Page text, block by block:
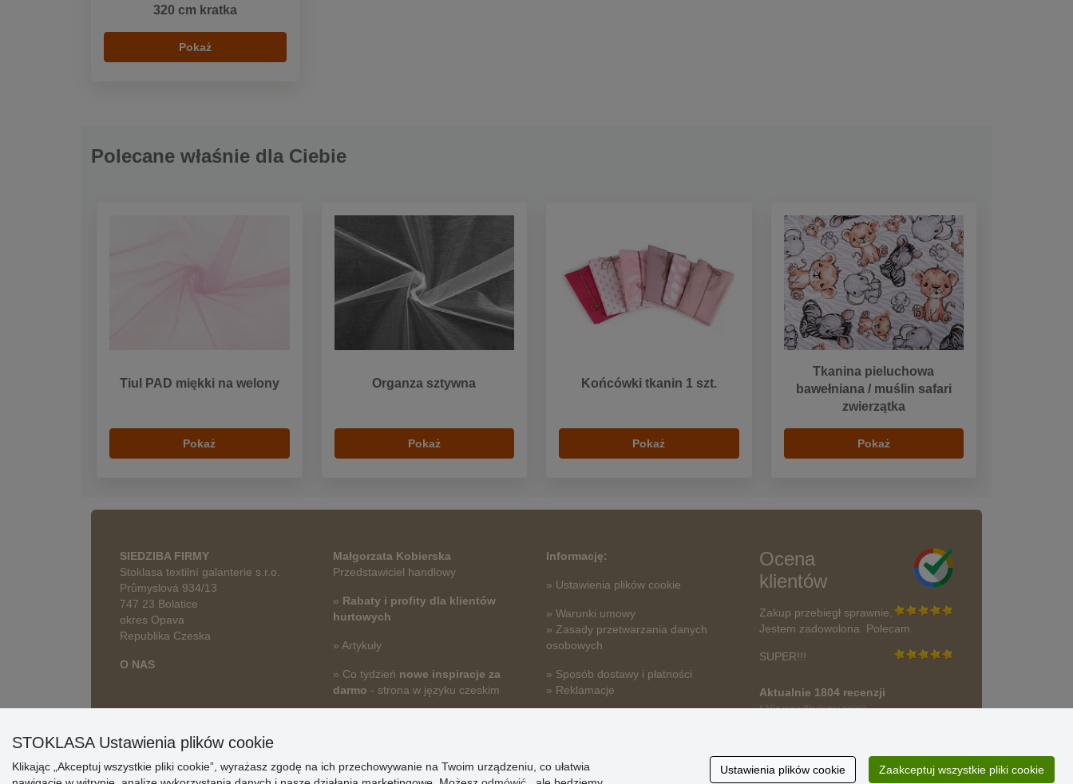
320 cm kratka
Pokaż
Polecane właśnie dla Ciebie
Tiul PAD miękki na welony
Pokaż
Organza sztywna
Pokaż
Końcówki tkanin 1 szt.
Pokaż
Tkanina pieluchowa
bawełniana / muślin safari
zwierzątka
Pokaż
SIEDZIBA FIRMY
Stoklasa textilní galanterie s.r.o.
Průmyslová 934/13
747 23 Bolatice
okres Opava
Republika Czeska
O NAS
Małgorzata Kobierska
Przedstawiciel handlowy
» Rabaty i profity dla klientów
hurtowych
» Artykuły
» Co tydzień nowe inspiracje za
darmo - strona w języku czeskim
Informację:
» Ustawienia plików cookie
» Warunki umowy
» Zasady przetwarzania danych
osobowych
» Sposób dostawy i płatności
» Reklamacje
Ocena
klientów
Zakup przebiegł sprawnie.
Jestem zadowolona. Polecam.
SUPER!!!
Aktualnie 1804 recenzji
* Nie weryfikujemy opinii
STOKLASA Ustawienia plików cookie
Klikając „Akceptuj wszystkie pliki cookie”, wyrażasz zgodę na ich przechowywanie na Twoim urządzeniu, co ułatwia
Ustawienia plików cookie Zaakceptuj wszystkie pliki cookie